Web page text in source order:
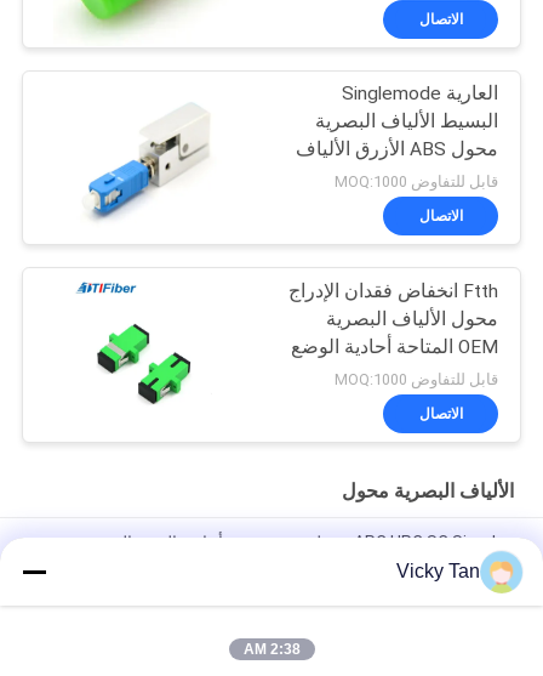
الاتصال
العارية Singlemode
البسيط الألياف البصرية
محول ABS الأزرق الألياف
بالتبني
قابل للتفاوض MOQ:1000
الاتصال
Ftth انخفاض فقدان الإدراج
محول الألياف البصرية
OEM المتاحة أحادية الوضع
المتعدد
قابل للتفاوض MOQ:1000
الاتصال
الألياف البصرية محول
APC UPC SC Simplex محول بصري شفة أحادية الوضع المتعدد
FTTX
Vicky Tan
2:38 AM